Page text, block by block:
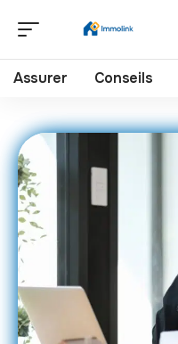
Assurer Conseils